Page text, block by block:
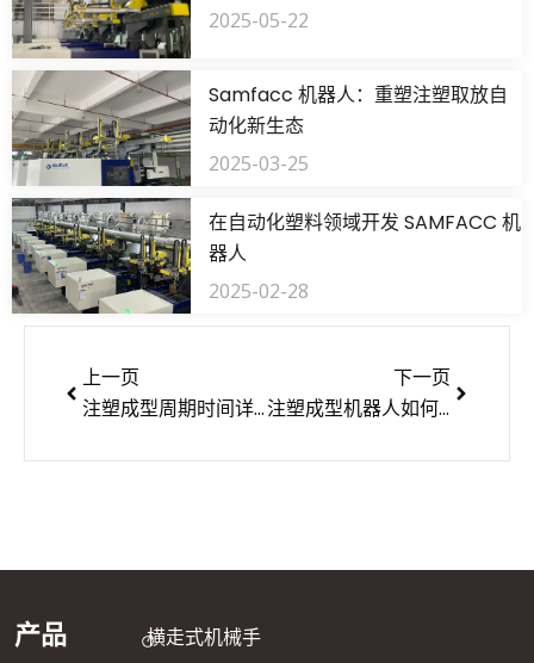
2025-05-22
Samfacc 机器人：重塑注塑取放自
动化新生态
2025-03-25
在自动化塑料领域开发 SAMFACC 机
器人
2025-02-28
上一页
注塑成型周期时间详细指南
下一页
注塑成型机器人如何实现注塑成型过程自动化
产品
横走式机械手